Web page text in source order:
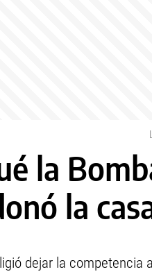
la
la
dejar la competencia